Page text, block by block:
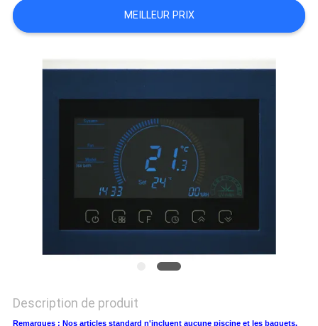
DEMANDEZ
UNE
CITATION
POLICY
MEILLEUR PRIX
Description de produit
Remarques : Nos articles standard n'incluent aucune piscine et les baquets,